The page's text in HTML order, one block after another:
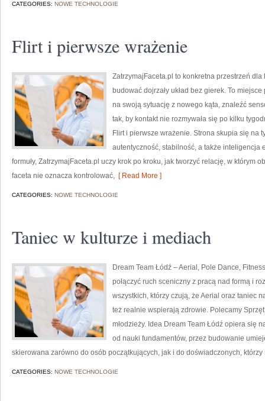
CATEGORIES: NOWE TECHNOLOGIE
Flirt i pierwsze wrażenie
ZatrzymajFaceta.pl to konkretna przestrzeń
budować dojrzały układ bez gierek. To
na swoją sytuację z nowego kąta, znaleźć
tak, by kontakt nie rozmywała się po kilku
Flirt i pierwsze wrażenie. Strona skupia się na
autentyczność, stabilność, a także
formuły, ZatrzymajFaceta.pl uczy krok po kroku, jak tworzyć relację, w którym
faceta nie oznacza kontrolować, [ Read More ]
CATEGORIES: NOWE TECHNOLOGIE
Taniec w kulturze i mediach
Dream Team Łódź – Aerial, Pole Dance,
połączyć ruch sceniczny z pracą nad formą i
wszystkich, którzy czują, że Aerial oraz taniec
też realnie wspierają zdrowie. Polecamy
młodzieży. Idea Dream Team Łódź opiera się
od nauki fundamentów, przez budowanie
skierowana zarówno do osób początkujących, jak i do doświadczonych,
CATEGORIES: NOWE TECHNOLOGIE